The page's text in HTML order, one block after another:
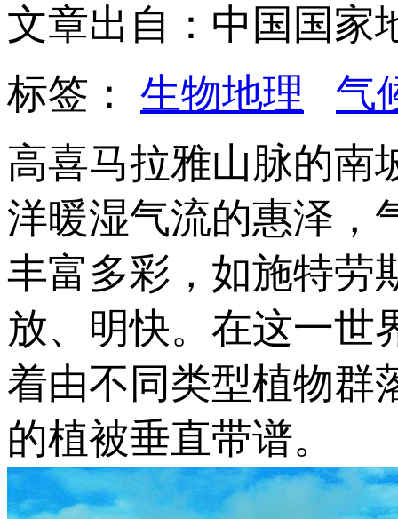
文章出自：中国国家
标签： 生物地理
气
高喜马拉雅山脉的南
洋暖湿气流的惠泽，
丰富多彩，如施特劳
放、明快。在这一世
着由不同类型植物群
的植被垂直带谱。